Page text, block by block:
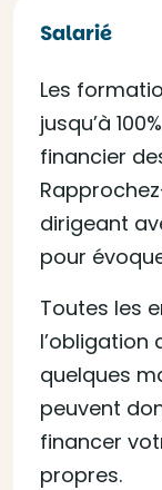
Salarié
Les
jusqu’à
financier
dirigeant
pour
Toutes les
l’obligation
quelques
peuvent
financer
propres.